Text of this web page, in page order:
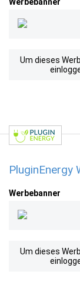
Um dieses
PluginEnergy
Werbebanner
Um dieses